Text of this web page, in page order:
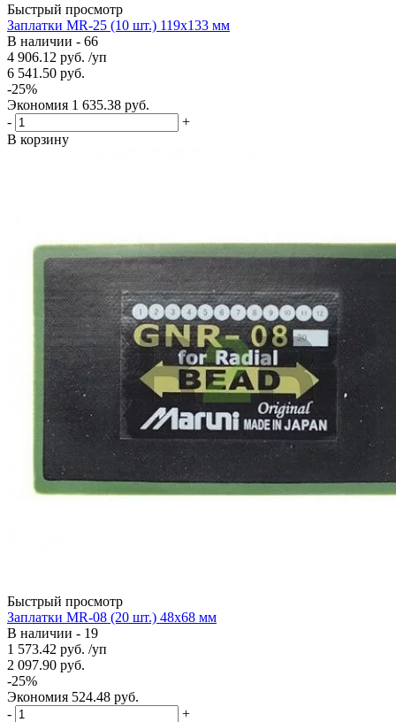
Быстрый просмотр
Заплатки MR-25 (10 шт.) 119х133 мм
В наличии - 66
4 906.12 руб. /уп
6 541.50 руб.
-25%
Экономия 1 635.38 руб.
-
+
В корзину
Быстрый просмотр
Заплатки MR-08 (20 шт.) 48х68 мм
В наличии - 19
1 573.42 руб. /уп
2 097.90 руб.
-25%
Экономия 524.48 руб.
-
+